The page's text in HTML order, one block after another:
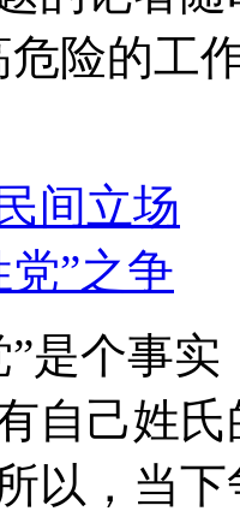
危险的工
间立场
”之争
”是个事
自己姓
以，当